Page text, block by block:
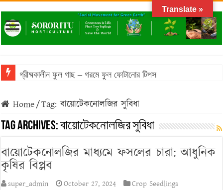
গ্রীষ্মকালীন ফুল গাছ – গরমে ফুল ফোটানোর টিপস
Home/Tag:বায়োটেকনোলজির সুবিধা
Tag Archives:বায়োটেকনোলজির সুবিধা
বায়োটেকনোলজির মাধ্যমে ফসলের চারা: আধুনিক
কৃষির বিপ্লব
super_admin October 27, 2024
Crop Seedlings
Translate »